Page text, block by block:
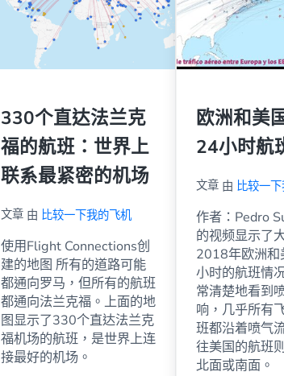
330个直达法兰克
福的航班：世界上
联系最紧密的机场
文章 由 比较一下我的飞机
使用Flight Connections创
建的地图 所有的道路可能
都通向罗马，但所有的航班
都通向法兰克福。上面的地
图显示了330个直达法兰克
福机场的航班，是世界上连
接最好的机场。
欧洲和美
24小时航
文章 由 比较一
作者：Pedro
的视频显示了
2018年欧洲和
小时的航班情
常清楚地看到
响，几乎所有
班都沿着喷气
往美国的航班
北面或南面。